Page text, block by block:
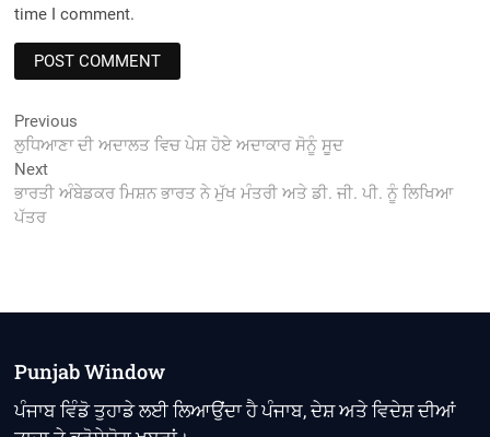
time I comment.
Post
navigation
Previous
post:
ਲੁਧਿਆਣਾ ਦੀ ਅਦਾਲਤ ਵਿਚ ਪੇਸ਼ ਹੋਏ ਅਦਾਕਾਰ ਸੋਨੂੰ ਸੂਦ
NextNext
post:
ਭਾਰਤੀ ਅੰਬੇਡਕਰ ਮਿਸ਼ਨ ਭਾਰਤ ਨੇ ਮੁੱਖ ਮੰਤਰੀ ਅਤੇ ਡੀ. ਜੀ. ਪੀ. ਨੂੰ ਲਿਖਿਆ
ਪੱਤਰ
Punjab Window
ਪੰਜਾਬ ਵਿੰਡੋ ਤੁਹਾਡੇ ਲਈ ਲਿਆਉਂਦਾ ਹੈ ਪੰਜਾਬ, ਦੇਸ਼ ਅਤੇ ਵਿਦੇਸ਼ ਦੀਆਂ